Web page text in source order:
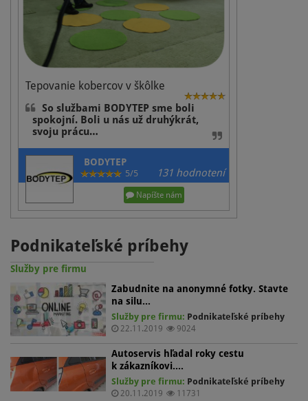
Tepovanie kobercov v škôlke
So službami BODYTEP sme boli
spokojní. Boli u nás už druhýkrát,
svoju prácu…
BODYTEP
5/5 131 hodnotení
Napíšte nám
Podnikateľské príbehy
Služby pre firmu
Zabudnite na anonymné fotky. Stavte
na silu…
Služby pre firmu: Podnikateľské príbehy
22.11.2019 9024
Autoservis hľadal roky cestu
k zákazníkovi.…
Služby pre firmu: Podnikateľské príbehy
20.11.2019 11731